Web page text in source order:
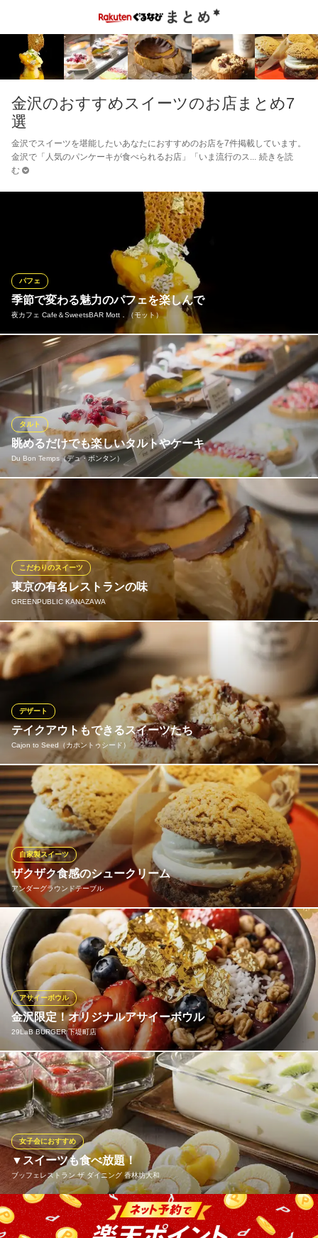
金沢のおすすめスイーツのお店まとめ7
選
金沢でスイーツを堪能したいあなたにおすすめのお店を7件掲載しています。
金沢で「人気のパンケーキが食べられるお店」「いま流行のス
続きを読
む
季節で変わる魅力のパフェを楽しんで
夜カフェ Cafe＆SweetsBAR Mott．（モット）
パフェ
フルーツサンドで有名なダイワスーパーから直送していただく、
旬のフルーツを使用したパフェが堪能できます。味だけではなく
見た目でも喜んでいただけるよう、サロン・デュ・ショコラを経
験したパティシエに監修いただいております。カフェタイムのご
利用はもちろん、夜の〆パフェとしてもぜひ楽しんでください。
夜カフェ Cafe＆SweetsBAR Mott．（モット）
〆パフェ＆スイーツ
北陸鉄道石川線野町駅 徒歩15分
石川県金沢市片町1-3-33 ドゥーア柿木畠1F
眺めるだけでも楽しいタルトやケーキ
Du Bon Temps（デュ・ボンタン）
タルト
ショーケースに並んだタルトやケーキは、眺めるだけでもワクワ
クしてしまうほどに魅力的です！様々な色合いが鮮やかで、どれ
にしようか迷ってしまう。テイクアウトもできるので家族や友人
へのお土産にもぴったり！
Du Bon Temps（デュ・ボンタン）
金沢タルト専門店カフェ
ＪＲ北陸本線金沢駅兼六園口(東口) 徒歩15分
石川県金沢市袋町1-1 かなざわはこまち1F
東京の有名レストランの味
GREENPUBLIC KANAZAWA
こだわりのスイーツ
シーシャと共に楽しんでいただきたいのが、都内の有名レストラ
ンの「バスクチーズケーキ」です。濃厚でしっとりとした舌触り
は、甘いものに目がない方も納得の逸品。夜の時間に寄り添う温
かいスープやアフォガードなど、カフェ利用だけでも十分満足い
ただけるメニューを揃えています。
GREENPUBLIC KANAZAWA
片町のシーシャラウンジ
北陸鉄道石川線野町駅 徒歩17分
石川県金沢市池田町3番丁27 1F
テイクアウトもできるスイーツたち
Cajon to Seed（カホントゥシード）
デザート
マフィンやブラウニーなどのテイクアウトもできるスイーツが充
実。その他にも自家製ミニプリンや果樹園さんが作るジェラート
もあり、ランチのアフターやカフェタイムのドリンクのお供に。
手みやげとしても喜ばれます。
Cajon to Seed（カホントゥシード）
オーガニック料理
ＪＲ北陸本線金沢駅 バス10分
石川県金沢市藤江北4-491
ザクザク食感のシュークリーム
アンダーグラウンドテーブル
自家製スイーツ
クッキーシュー生地と、卵のおいしさをギュッと感じる口当たり
の良い地元産の卵を使ったディプロマットクリーム。カスタード
に軽さとクリーミーさを出すために生クリームを加えているとこ
ろがポイント。生地とクリームの一体感に思わずやみつきに。1人
で何個も食べたくなる人気スイーツはテイクアウトにもおすす
め！
アンダーグラウンドテーブル
自家製ピザ＆女子カフェ
北陸鉄道石川線野町駅 徒歩16分
石川県金沢市片町1-4-18 TALKタテマチビルB1
金沢限定！オリジナルアサイーボウル
29LaB BURGER 下堤町店
アサイーボウル
当店でも大人気のアサイーボウル！砂糖0の良質なピューレを使用
し、スタンダードなアサイーボウルから、華やかな「金箔」や香
ばしい「焼き餅」、「能登塩キャラメル」を使用した金沢らしい
オリジナルメニューもご用意しています。人気のグリークヨーグ
ルトや豊富なトッピングで、自分好みのアレンジボウルも楽しめ
ます♪
29LaB BURGER 下堤町店
近江町市場ハンバーガー
北陸鉄道浅野川線北鉄金沢駅 徒歩13分
石川県金沢市下堤町25 Vacation Rent金沢1F
▼スイーツも食べ放題！
ブッフェレストラン ザ ダイニング 香林坊大和
女子会におすすめ
ソフトクリームやカットケーキ、白玉あずきなど、スイーツも食
べ放題！